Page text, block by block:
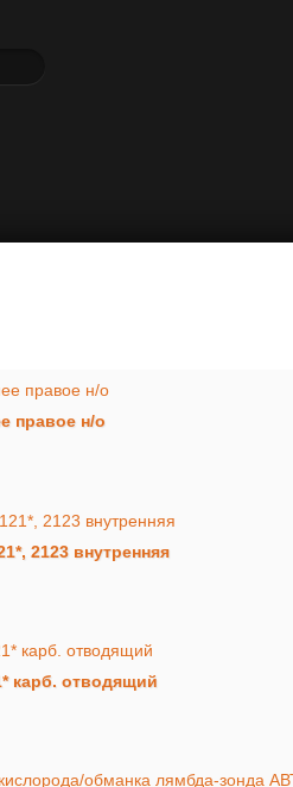
правое н/о
2123 внутренняя
карб. отводящий